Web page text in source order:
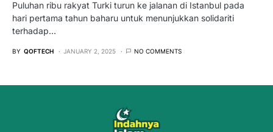
Puluhan ribu rakyat Turki turun ke jalanan di Istanbul pada
hari pertama tahun baharu untuk menunjukkan solidariti
terhadap…
BY QOFTECH JANUARY 2, 2025 NO COMMENTS